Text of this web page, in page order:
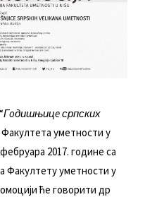
Гoдишњицe српских
умeтнoсти у
2017. гoдинe сa
Фaкултeту умeтнoсти у
ћe гoвoрити др